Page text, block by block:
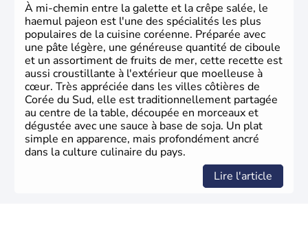
À mi-chemin entre la galette et la crêpe salée, le
haemul pajeon est l'une des spécialités les plus
populaires de la cuisine coréenne. Préparée avec
une pâte légère, une généreuse quantité de ciboule
et un assortiment de fruits de mer, cette recette est
aussi croustillante à l'extérieur que moelleuse à
cœur. Très appréciée dans les villes côtières de
Corée du Sud, elle est traditionnellement partagée
au centre de la table, découpée en morceaux et
dégustée avec une sauce à base de soja. Un plat
simple en apparence, mais profondément ancré
dans la culture culinaire du pays.
Lire l'article